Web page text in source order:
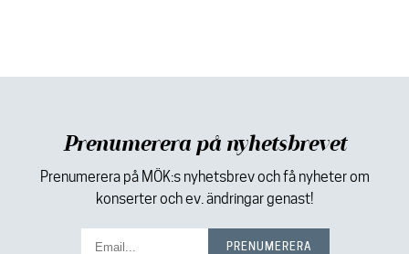
Prenumerera på nyhetsbrevet
Prenumerera på MÖK:s nyhetsbrev och få nyheter om
konserter och ev. ändringar genast!